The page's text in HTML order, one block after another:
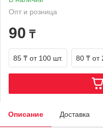
Опт и розница
90 ₸
85 ₸ от 100 шт. 80 ₸ от
Описание Доставка